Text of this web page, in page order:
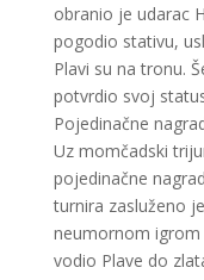
obranio je udarac
pogodio stativu,
Plavi su na tronu.
potvrdio svoj
Pojedinačne
Uz momčadski
pojedinačne
turnira zasluženo
neumornom
vodio Plave do